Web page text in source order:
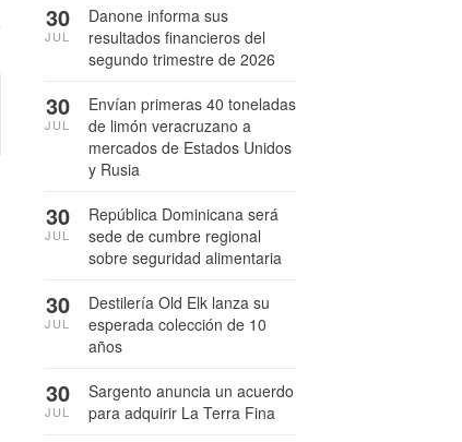
Danone informa sus
resultados financieros del
segundo trimestre de 2026
30
JUL
Envían primeras 40 toneladas
de limón veracruzano a
mercados de Estados Unidos
y Rusia
30
JUL
República Dominicana será
sede de cumbre regional
sobre seguridad alimentaria
30
JUL
Destilería Old Elk lanza su
esperada colección de 10
años
30
JUL
Sargento anuncia un acuerdo
para adquirir La Terra Fina
30
JUL